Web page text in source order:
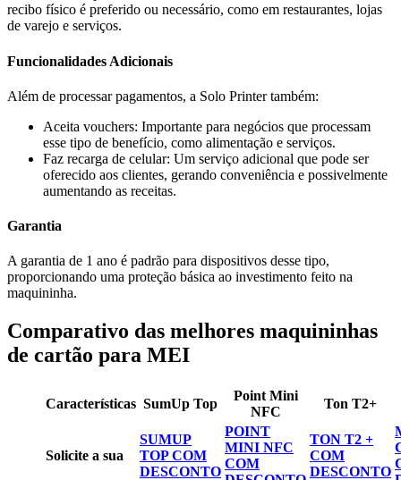
recibo físico é preferido ou necessário, como em restaurantes, lojas
de varejo e serviços.
Funcionalidades Adicionais
Além de processar pagamentos, a Solo Printer também:
Aceita vouchers: Importante para negócios que processam
esse tipo de benefício, como alimentação e serviços.
Faz recarga de celular: Um serviço adicional que pode ser
oferecido aos clientes, gerando conveniência e possivelmente
aumentando as receitas.
Garantia
A garantia de 1 ano é padrão para dispositivos desse tipo,
proporcionando uma proteção básica ao investimento feito na
maquininha.
Comparativo das melhores maquininhas
de cartão para MEI
Características SumUp Top
Point Mini
NFC
Ton T2+
Solicite a sua
SUMUP
TOP COM
DESCONTO
POINT
MINI NFC
COM
TON T2 +
COM
DESCONTO